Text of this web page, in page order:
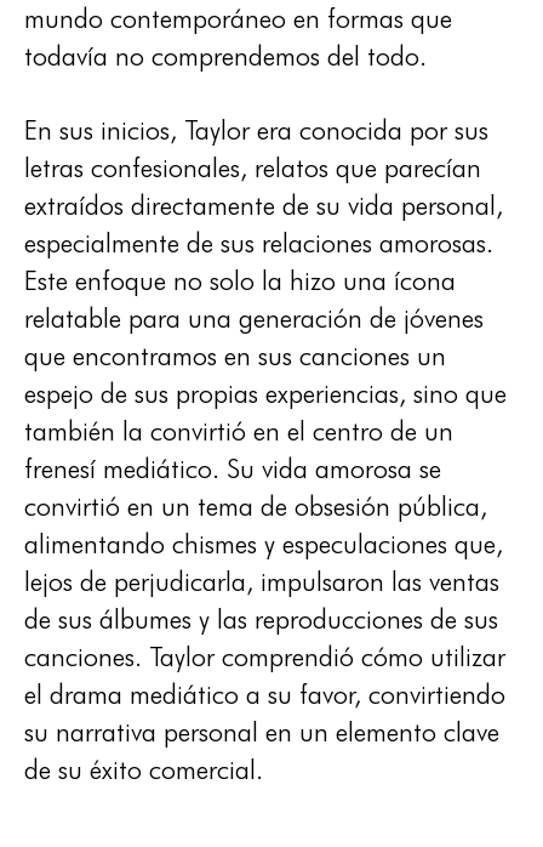
mundo contemporáneo en formas que
todavía no comprendemos del todo.
En sus inicios, Taylor era conocida por sus
letras confesionales, relatos que parecían
extraídos directamente de su vida personal,
especialmente de sus relaciones amorosas.
Este enfoque no solo la hizo una ícona
relatable para una generación de jóvenes
que encontramos en sus canciones un
espejo de sus propias experiencias, sino que
también la convirtió en el centro de un
frenesí mediático. Su vida amorosa se
convirtió en un tema de obsesión pública,
alimentando chismes y especulaciones que,
lejos de perjudicarla, impulsaron las ventas
de sus álbumes y las reproducciones de sus
canciones. Taylor comprendió cómo utilizar
el drama mediático a su favor, convirtiendo
su narrativa personal en un elemento clave
de su éxito comercial.